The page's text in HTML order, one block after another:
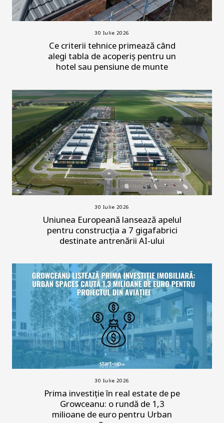
30 Iulie 2026
Ce criterii tehnice primează când
alegi tabla de acoperiș pentru un
hotel sau pensiune de munte
30 Iulie 2026
Uniunea Europeană lansează apelul
pentru construcția a 7 gigafabrici
destinate antrenării AI-ului
30 Iulie 2026
Prima investiție în real estate de pe
Growceanu: o rundă de 1,3
milioane de euro pentru Urban